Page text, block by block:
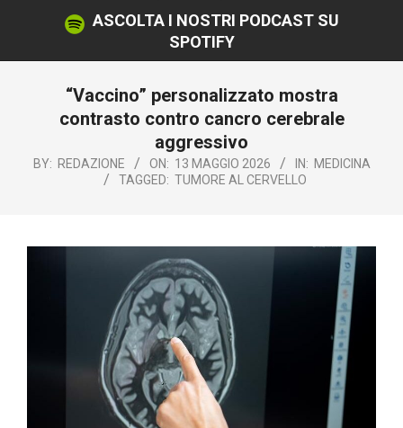
ASCOLTA I NOSTRI PODCAST SU
SPOTIFY
“Vaccino” personalizzato mostra
contrasto contro cancro cerebrale
aggressivo
BY: REDAZIONE ON: 13 MAGGIO 2026 IN: MEDICINA
TAGGED: TUMORE AL CERVELLO